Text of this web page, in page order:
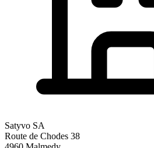
Satyvo SA
Route de Chodes 38